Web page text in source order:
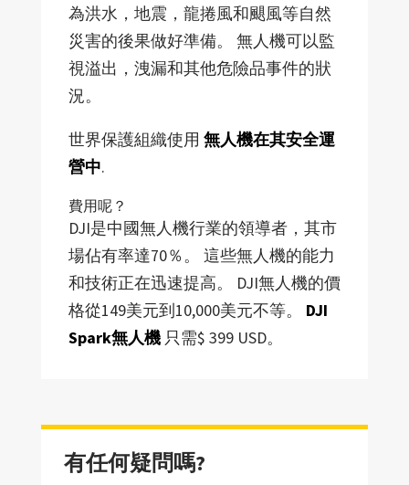
為洪水，地震，龍捲風和颶風等自然
災害的後果做好準備。 無人機可以監
視溢出，洩漏和其他危險品事件的狀
況。
世界保護組織使用 無人機在其安全運
營中.
費用呢？
DJI是中國無人機行業的領導者，其市
場佔有率達70％。 這些無人機的能力
和技術正在迅速提高。 DJI無人機的價
格從149美元到10,000美元不等。 DJI
Spark無人機只需$ 399 USD。
有任何疑問嗎?